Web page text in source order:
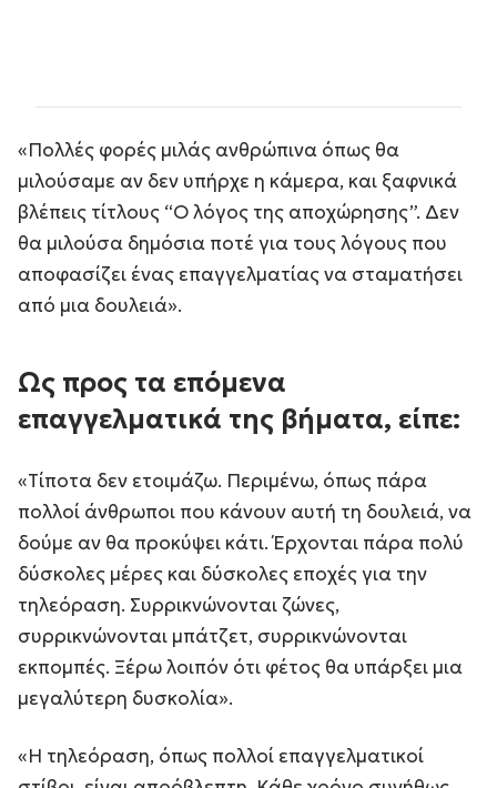
«Πολλές φορές μιλάς ανθρώπινα όπως θα
μιλούσαμε αν δεν υπήρχε η κάμερα, και ξαφνικά
βλέπεις τίτλους “Ο λόγος της αποχώρησης”. Δεν
θα μιλούσα δημόσια ποτέ για τους λόγους που
αποφασίζει ένας επαγγελματίας να σταματήσει
από μια δουλειά».
Ως προς τα επόμενα
επαγγελματικά της βήματα, είπε:
«Τίποτα δεν ετοιμάζω. Περιμένω, όπως πάρα
πολλοί άνθρωποι που κάνουν αυτή τη δουλειά, να
δούμε αν θα προκύψει κάτι. Έρχονται πάρα πολύ
δύσκολες μέρες και δύσκολες εποχές για την
τηλεόραση. Συρρικνώνονται ζώνες,
συρρικνώνονται μπάτζετ, συρρικνώνονται
εκπομπές. Ξέρω λοιπόν ότι φέτος θα υπάρξει μια
μεγαλύτερη δυσκολία».
«Η τηλεόραση, όπως πολλοί επαγγελματικοί